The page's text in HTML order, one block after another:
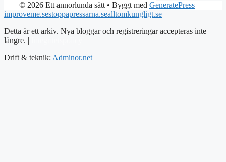
© 2026 Ett annorlunda sätt • Byggt med GeneratePress
improveme.sestoppapressarna.sealltomkungligt.se
Detta är ett arkiv. Nya bloggar och registreringar accepteras inte
längre. |
Drift & teknik: Adminor.net